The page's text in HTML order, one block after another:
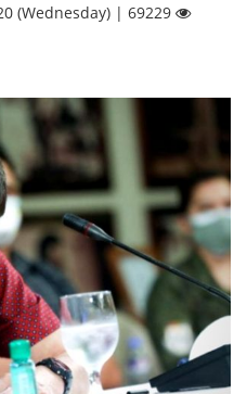
(Wednesday) | 69229